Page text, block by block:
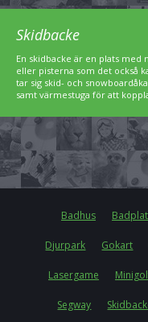
Skidbacke
En skidbacke är en plats
eller pisterna som det också
tar sig skid- och
samt värmestuga för att
Badhus
Djurpark Gokart
Lasergame
Segway